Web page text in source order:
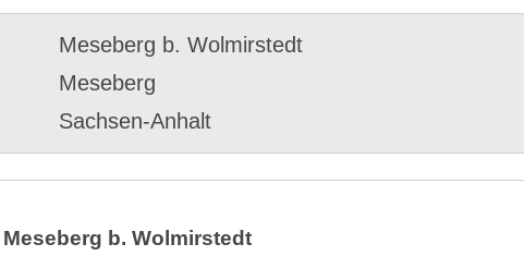
Meseberg b. Wolmirstedt
Meseberg
Sachsen-Anhalt
b. Wolmirstedt